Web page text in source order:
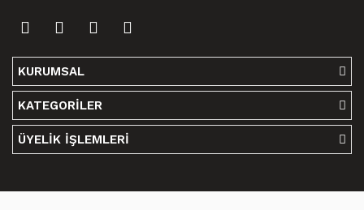
KURUMSAL
KATEGORİLER
ÜYELİK İŞLEMLERİ